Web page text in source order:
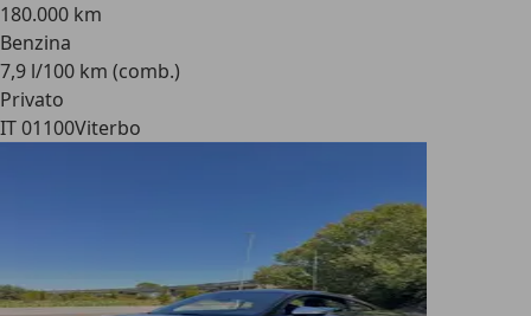
180.000 km
Benzina
7,9 l/100 km (comb.)
Privato
IT 01100Viterbo